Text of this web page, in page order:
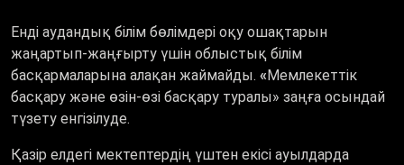
Енді аудандық білім бөлімдері оқу ошақтарын
жаңартып-жаңғырту үшін облыстық білім
басқармаларына алақан жаймайды. «Мемлекеттік
басқару және өзін-өзі басқару туралы» заңға осындай
түзету енгізілуде.
Қазір елдегі мектептердің үштен екісі ауылдарда